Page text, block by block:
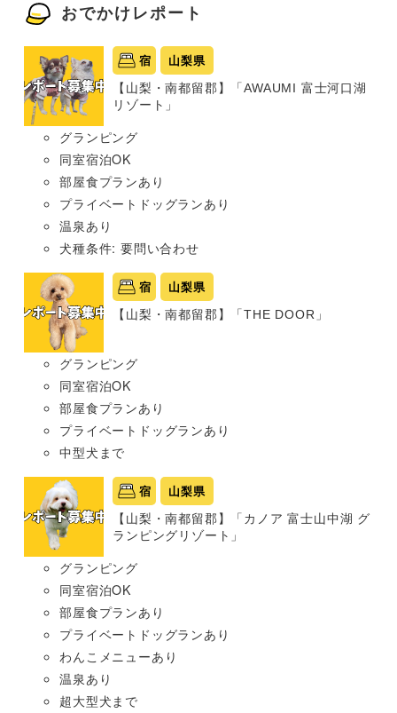
おでかけレポート
宿 山梨県
【山梨・南都留郡】「AWAUMI 富士河口湖
リゾート」
グランピング
同室宿泊OK
部屋食プランあり
プライベートドッグランあり
温泉あり
犬種条件: 要問い合わせ
宿 山梨県
【山梨・南都留郡】「THE DOOR」
グランピング
同室宿泊OK
部屋食プランあり
プライベートドッグランあり
中型犬まで
宿 山梨県
【山梨・南都留郡】「カノア 富士山中湖 グ
ランピングリゾート」
グランピング
同室宿泊OK
部屋食プランあり
プライベートドッグランあり
わんこメニューあり
温泉あり
超大型犬まで